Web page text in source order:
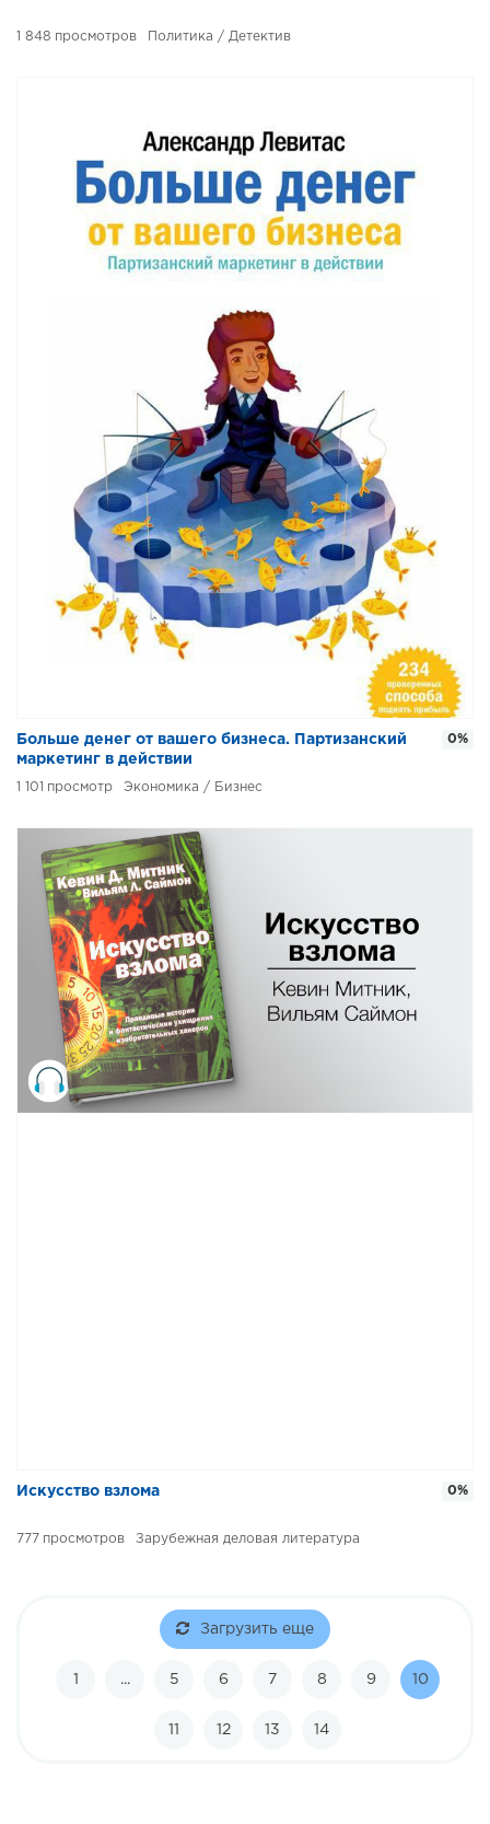
1 848 Политика / Детектив
Больше денег от вашего бизнеса. Партизанский
маркетинг в действии
1 101 Экономика / Бизнес
0%
Искусство взлома
777 Зарубежная деловая литература
0%
Загрузить еще
1 ... 5 6 7 8 9 10
11 12 13 14